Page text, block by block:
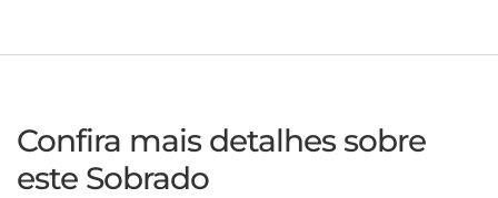
Confira mais detalhes sobre
este Sobrado